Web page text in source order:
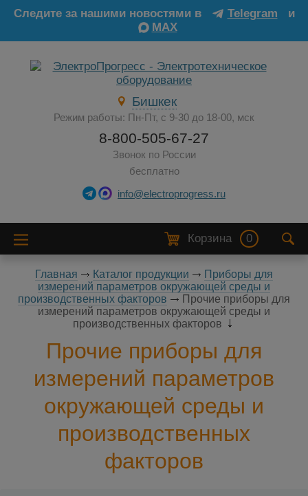
Следите за нашими новостями в Telegram
и
MAX
Бишкек
Режим работы: Пн-Пт, с 9-30 до 18-00, мск
8-800-505-67-27
Звонок по России
бесплатно
info@electroprogress.ru
Корзина 0
Главная Каталог продукции
Приборы для
измерений параметров окружающей среды и
производственных факторов
Прочие приборы для
измерений параметров окружающей среды и
производственных факторов
Прочие приборы для
измерений параметров
окружающей среды и
производственных
факторов